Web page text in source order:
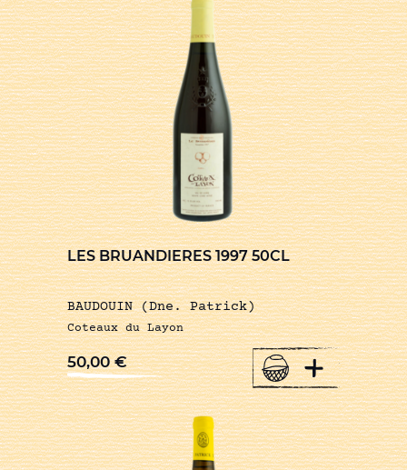
LES BRUANDIERES 1997 50CL
BAUDOUIN (Dne. Patrick)
Coteaux du Layon
50,00€ +